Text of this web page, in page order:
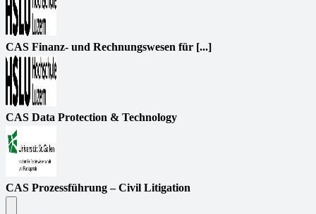
CAS Finanz- und Rechnungswesen für [...]
CAS Data Protection & Technology
CAS Prozessführung – Civil Litigation